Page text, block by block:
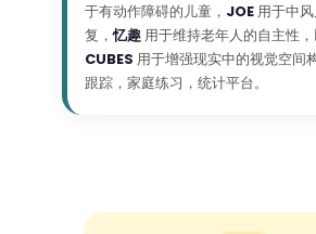
于有动作障碍的儿童， JOE用于中
复，忆趣用于维持老年人的自主性
CUBES 用于增强现实中的视觉空间
跟踪，家庭练习，统计平台。